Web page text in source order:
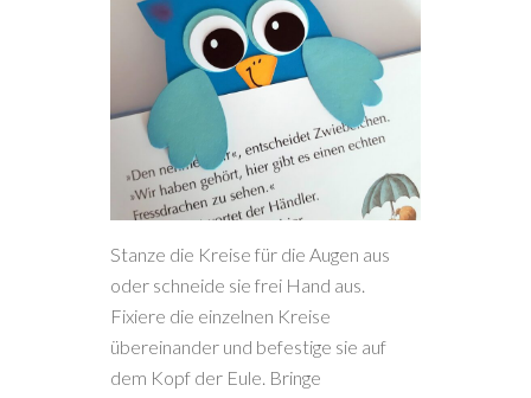
Stanze die Kreise für die Augen aus
oder schneide sie frei Hand aus.
Fixiere die einzelnen Kreise
übereinander und befestige sie auf
dem Kopf der Eule. Bringe